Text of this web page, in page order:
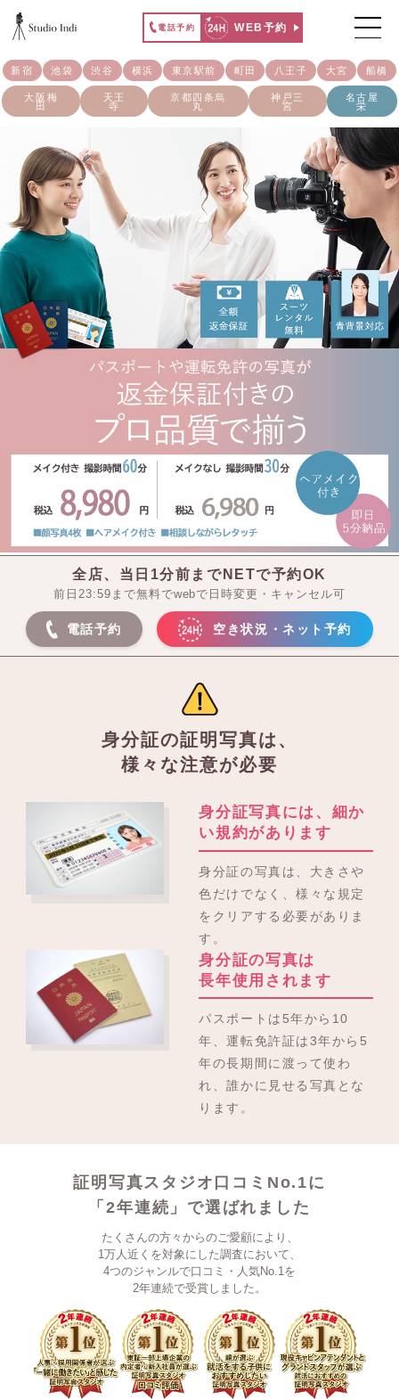
電話予約 WEB予約
新宿 池袋 渋谷 横浜 東京駅前 町田 八王子 大宮 船橋
大阪梅
田
天王
寺
京都四条烏
丸
神戸三
宮
名古屋
栄
全店、当日1分前までNETで予約OK
前日23:59まで無料でwebで日時変更・キャンセル可
電話予約 空き状況・ネット予約
身分証の証明写真は、
様々な注意が必要
身分証写真には、細か
い規約があります
身分証の写真は、大きさや
色だけでなく、様々な規定
をクリアする必要がありま
す。
身分証の写真は
長年使用されます
パスポートは5年から10
年、運転免許証は3年から5
年の長期間に渡って使わ
れ、誰かに見せる写真とな
ります。
証明写真スタジオ口コミNo.1に
「2年連続」で選ばれました
たくさんの方々からのご愛顧により、
1万人近くを対象にした調査において、
4つのジャンルで口コミ・人気No.1を
2年連続で受賞しました。